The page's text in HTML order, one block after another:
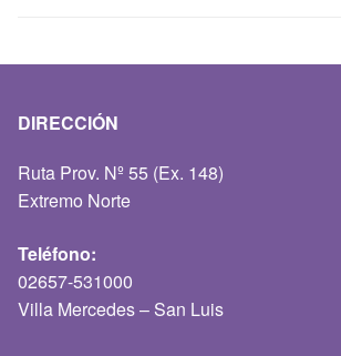
DIRECCIÓN
Ruta Prov. Nº 55 (Ex. 148)
Extremo Norte
Teléfono:
02657-531000
Villa Mercedes – San Luis